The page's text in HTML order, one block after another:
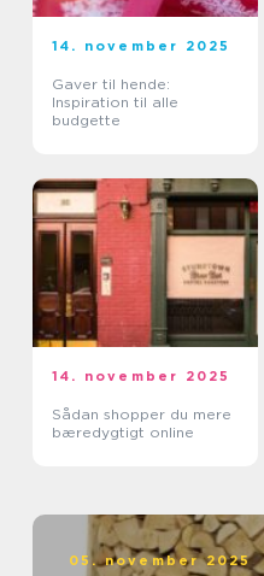
14. november 2025
Gaver til hende:
Inspiration til alle
budgette
14. november 2025
Sådan shopper du mere
bæredygtigt online
05. november 2025